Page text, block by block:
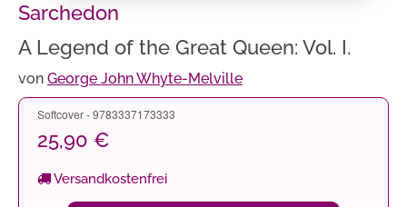
Sarchedon
A Legend of the Great Queen: Vol. I.
von George John Whyte-Melville
Softcover - 9783337173333
25,90 €
Versandkostenfrei